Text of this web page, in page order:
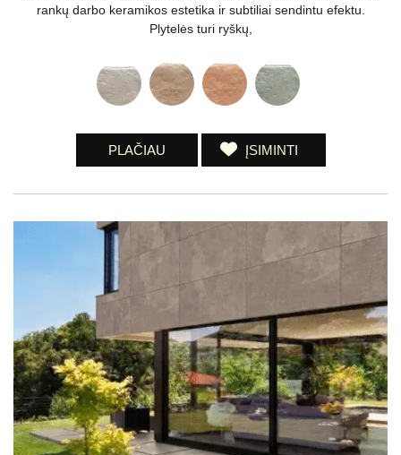
rankų darbo keramikos estetika ir subtiliai sendintu efektu.
Plytelės turi ryškų,
PLAČIAU ĮSIMINTI